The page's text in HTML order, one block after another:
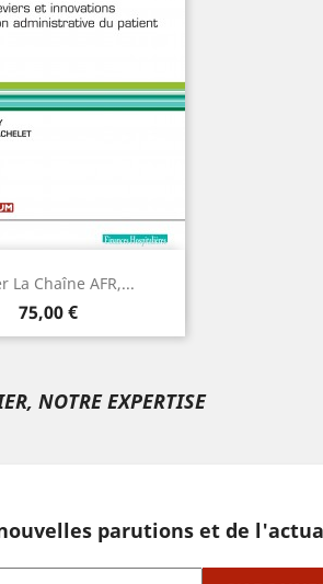
La Chaîne AFR,...
Prix
75,00 €
 Aperçu
AJOUTER
NOTRE EXPERTISE
parutions et de